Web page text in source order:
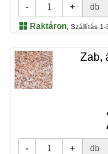
- + db
Raktáron , Szállítás
Zab,
- + db